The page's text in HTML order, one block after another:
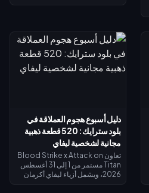
الحدث، لذا احرص على استبدال كل
شيء الآن: تكلفة أزياء التقاطع
الرئيسية 1,200 شارة، والأزياء
رصيدك في صفحة الحدث، واتبع قائمة
دليل أسبوع هجوم العملاقة في
بلود سترايك: 520 قطعة ذهبية
مجانية لشخصية ليفاي
تعاون Blood Strike x Attack on
Titan مستمر من 1 إلى 31 أغسطس
2026، ويشمل أزياء ليفاي أكرمان